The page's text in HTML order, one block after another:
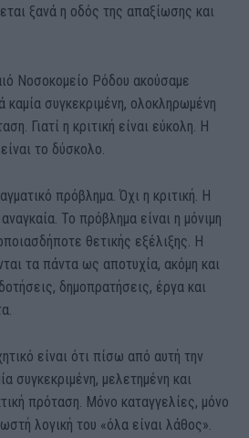
ξανά η οδός της απαξίωσης και
Νοσοκομείο Ρόδου ακούσαμε
συγκεκριμένη, ολοκληρωμένη
Γιατί η κριτική είναι εύκολη. Η
το δύσκολο.
πρόβλημα. Όχι η κριτική. Η
αναγκαία. Το πρόβλημα είναι η μόνιμη
θετικής εξέλιξης. Η
τα πάντα ως αποτυχία, ακόμη και
δημοπρατήσεις, έργα και
είναι ότι πίσω από αυτή την
συγκεκριμένη, μελετημένη και
πρόταση. Μόνο καταγγελίες, μόνο
λογική του «όλα είναι λάθος».